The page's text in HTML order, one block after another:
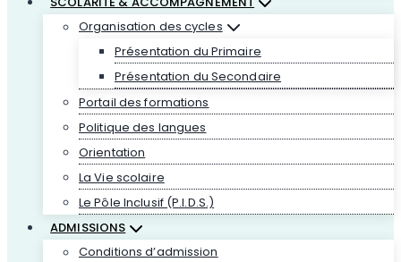
Organisation des cycles
Présentation du Primaire
Présentation du Secondaire
Portail des formations
Politique des langues
Orientation
La Vie scolaire
Le Pôle Inclusif (P.I.D.S.)
ADMISSIONS
Conditions d’admission